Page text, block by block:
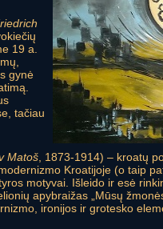
19 a.
gynė
tačiau
Matoš , 1873-1914) – kroatų
Kroatijoje (o taip
motyvai. Išleido ir esė
apybraižas „Mūsų
ironijos ir grotesko